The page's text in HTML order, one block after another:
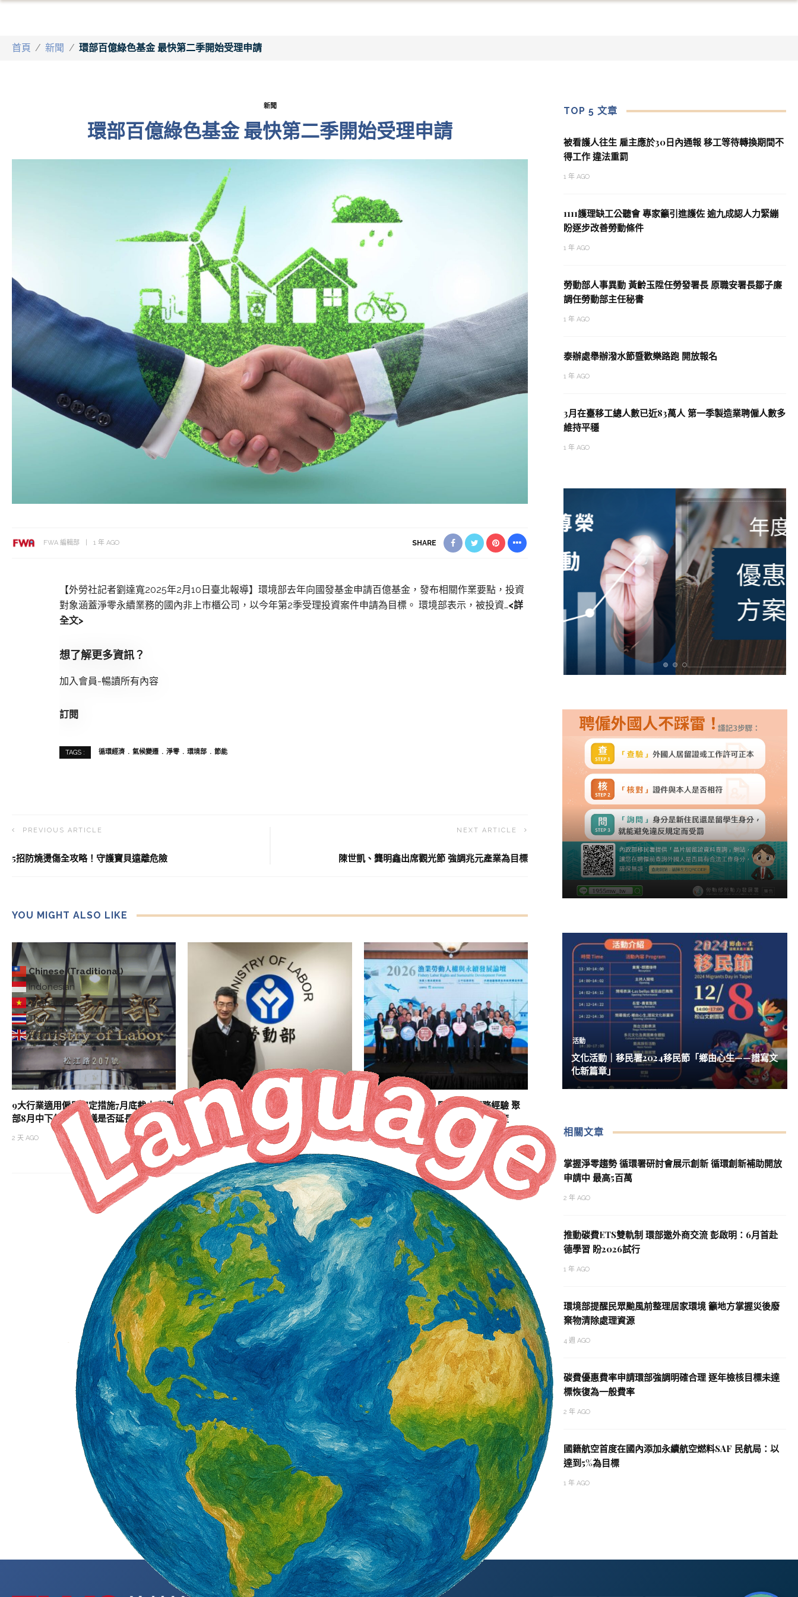
Chinese (Traditional)
Indonesian
Vietnamese
Thai
English
首頁 / 新聞 / 環部百億綠色基金 最快第二季開始受理申請
新聞
環部百億綠色基金 最快第二季開始受理申請
FWA 編輯部 1 年 AGO SHARE
【外勞社記者劉達寬2025年2月10日臺北報導】環境部去年向國發基金申請百億基金，發布相關作業要點，投資
對象涵蓋淨零永續業務的國內非上市櫃公司，以今年第2季受理投資案件申請為目標。 環境部表示，被投資…<詳
全文>
想了解更多資訊？
加入會員-暢讀所有內容
訂閱
TAGS : 循環經濟 氣候變遷 淨零 環境部 節能
PREVIOUS ARTICLE
5招防燒燙傷全攻略！守護寶貝遠離危險
NEXT ARTICLE
陳世凱、龔明鑫出席觀光節 強調兆元產業為目標
YOU MIGHT ALSO LIKE
9大行業適用僱用安定措施7月底截止 勞動
部8月中下旬開會研議是否延長
2 天 AGO
勞退自提新制上路 8月起雇主不得拒絕勞
工申請
2 天 AGO
漁業勞動人權論壇 匯集國際實務經驗 聚
焦公平招募、盡職調查 完善法規制度
2 天 AGO
TOP 5 文章
被看護人往生 雇主應於30日內通報 移工等待轉換期間不
得工作 違法重罰
1 年 AGO
1111護理缺工公聽會 專家籲引進護佐 逾九成認人力緊繃
盼逐步改善勞動條件
1 年 AGO
勞動部人事異動 黃齡玉陞任勞發署長 原職安署長鄒子廉
調任勞動部主任秘書
1 年 AGO
泰辦處舉辦潑水節暨歡樂路跑 開放報名
1 年 AGO
3月在臺移工總人數已近83萬人 第一季製造業聘僱人數多
維持平穩
1 年 AGO
活動
文化活動｜移民署2024移民節「鄉由心生——譜寫文
化新篇章」
相關文章
掌握淨零趨勢 循環署研討會展示創新 循環創新補助開放
申請中 最高5百萬
2 年 AGO
推動碳費ETS雙軌制 環部邀外商交流 彭啟明：6月首赴
德學習 盼2026試行
1 年 AGO
環境部提醒民眾颱風前整理居家環境 籲地方掌握災後廢
棄物清除處理資源
4 週 AGO
碳費優惠費率申請環部強調明確合理 逐年檢核目標未達
標恢復為一般費率
2 年 AGO
國籍航空首度在國內添加永續航空燃料SAF 民航局：以
達到5%為目標
1 年 AGO